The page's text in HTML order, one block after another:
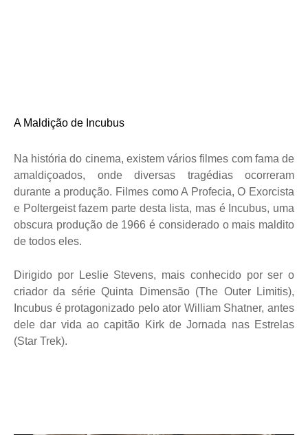
A Maldição de Incubus
Na história do cinema, existem vários filmes com fama de
amaldiçoados, onde diversas tragédias ocorreram
durante a produção. Filmes como A Profecia, O Exorcista
e Poltergeist fazem parte desta lista, mas é Incubus, uma
obscura produção de 1966 é considerado o mais maldito
de todos eles.
Dirigido por Leslie Stevens, mais conhecido por ser o
criador da série Quinta Dimensão (The Outer Limitis),
Incubus é protagonizado pelo ator William Shatner, antes
dele dar vida ao capitão Kirk de Jornada nas Estrelas
(Star Trek).